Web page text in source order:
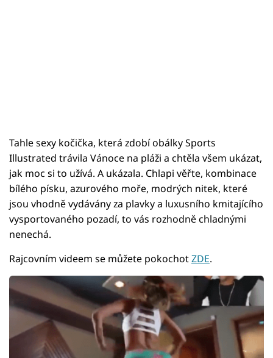
Tahle sexy kočička, která zdobí obálky Sports
Illustrated trávila Vánoce na pláži a chtěla všem ukázat,
jak moc si to užívá. A ukázala. Chlapi věřte, kombinace
bílého písku, azurového moře, modrých nitek, které
jsou vhodně vydávány za plavky a luxusního kmitajícího
vysportovaného pozadí, to vás rozhodně chladnými
nenechá.
Rajcovním videem se můžete pokochotZDE.